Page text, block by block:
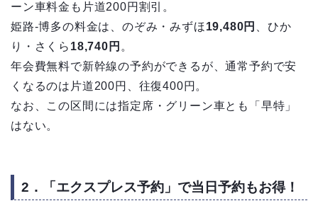
ーン車料金も片道200円割引。
姫路-博多の料金は、のぞみ・みずほ19,480円
、ひか
り・さくら 18,740円 。
年会費無料で新幹線の予約ができるが、通常予約で安
くなるのは片道200円、往復400円。
なお、この区間には指定席・グリーン車とも「早特」
はない。
2．「エクスプレス予約」で当日予約もお得！